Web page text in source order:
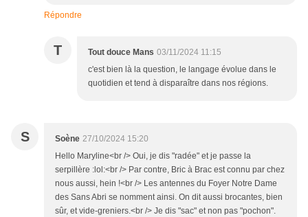
Répondre
T Tout douce Mans 03/11/2024 11:15
c'est bien là la question, le langage évolue dans le
quotidien et tend à disparaître dans nos régions.
S Soène 27/10/2024 15:20
Hello Maryline<br /> Oui, je dis "radée" et je passe la
serpillère :lol:<br /> Par contre, Bric à Brac est connu par chez
nous aussi, hein !<br /> Les antennes du Foyer Notre Dame
des Sans Abri se nomment ainsi. On dit aussi brocantes, bien
sûr, et vide-greniers.<br /> Je dis "sac" et non pas "pochon".